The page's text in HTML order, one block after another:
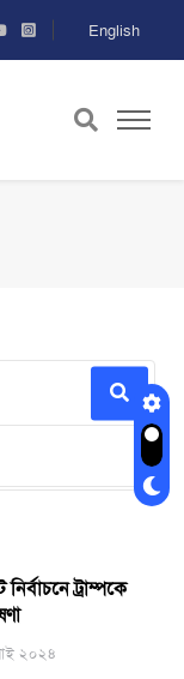
English
নির্বাচনে ট্রাম্পকে
২০২৪